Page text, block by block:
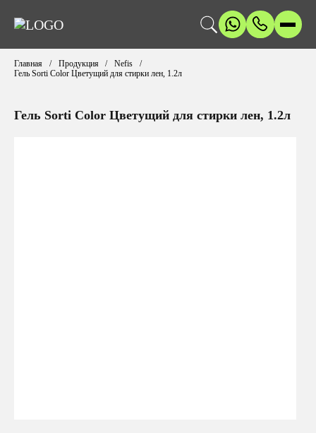
Главная Продукция
Nefis
Гель Sorti Color Цветущий для стирки лен, 1.2л
Гель Sorti Color Цветущий для стирки лен, 1.2л